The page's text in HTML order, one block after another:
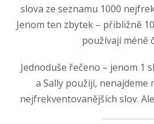
slova ze seznamu 1000
Jenom ten zbytek – přibližně
používají méně
Jednoduše řečeno – jenom 1
a Sally použijí, nenajdeme
nejfrekventovanějších slov.